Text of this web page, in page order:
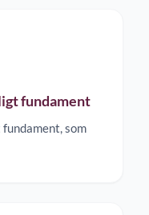
fundament
som